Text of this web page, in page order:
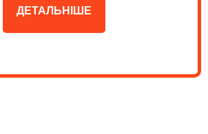
ДЕТАЛЬНІШЕ